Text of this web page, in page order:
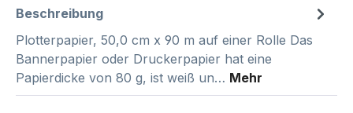
Beschreibung
Plotterpapier, 50,0 cm x 90 m auf einer Rolle Das
Bannerpapier oder Druckerpapier hat eine
Papierdicke von 80 g, ist weiß un… Mehr